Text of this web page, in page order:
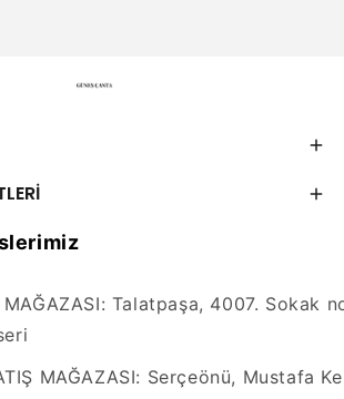
MAĞAZASI: Talatpaşa, 4007. Sokak
MAĞAZASI: Serçeönü, Mustafa